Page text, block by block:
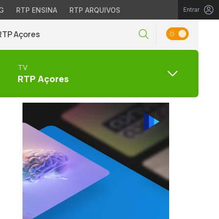
RTP ENSINA RTP ARQUIVOS Entrar
Açores
TV
RTP Açores